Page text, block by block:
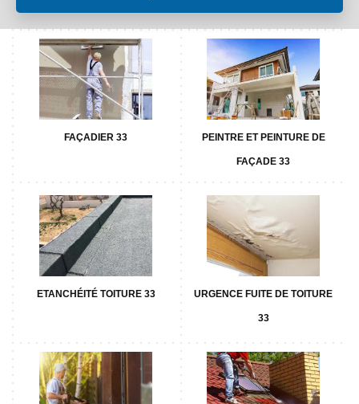
FAÇADIER 33 PEINTRE ET PEINTURE DE
FAÇADE 33
ETANCHÉITÉ TOITURE 33 URGENCE FUITE DE TOITURE
33